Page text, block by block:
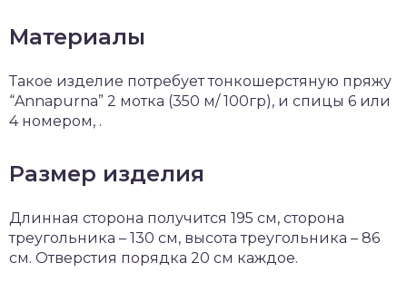
Материалы
Такое изделие потребует тонкошерстяную пряжу
“Annapurna” 2 мотка (350 м/ 100гр), и спицы 6 или
4 номером, .
Размер изделия
Длинная сторона получится 195 см, сторона
треугольника – 130 см, высота треугольника – 86
см. Отверстия порядка 20 см каждое.